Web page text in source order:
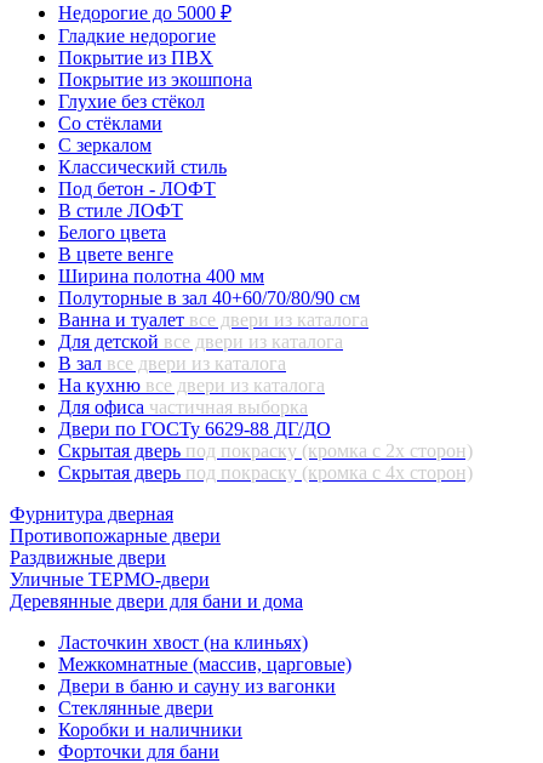
Недорогие до 5000 ₽
Гладкие недорогие
Покрытие из ПВХ
Покрытие из экошпона
Глухие без стёкол
Со стёклами
С зеркалом
Классический стиль
Под бетон - ЛОФТ
В стиле ЛОФТ
Белого цвета
В цвете венге
Ширина полотна 400 мм
Полуторные в зал 40+60/70/80/90 см
Ванна и туалет все двери из каталога
Для детской все двери из каталога
В зал все двери из каталога
На кухню все двери из каталога
Для офиса частичная выборка
Двери по ГОСТу 6629-88 ДГ/ДО
Скрытая дверь под покраску (кромка с 2х сторон)
Скрытая дверь под покраску (кромка с 4х сторон)
Фурнитура дверная
Противопожарные двери
Раздвижные двери
Уличные ТЕРМО-двери
Деревянные двери для бани и дома
Ласточкин хвост (на клиньях)
Межкомнатные (массив, царговые)
Двери в баню и сауну из вагонки
Стеклянные двери
Коробки и наличники
Форточки для бани